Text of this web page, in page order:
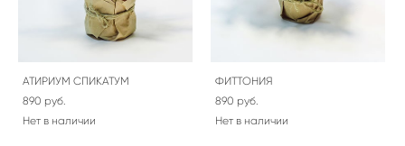
АТИРИУМ СПИКАТУМ
890 pуб.
Нет в наличии
ФИТТОНИЯ
890 pуб.
Нет в наличии